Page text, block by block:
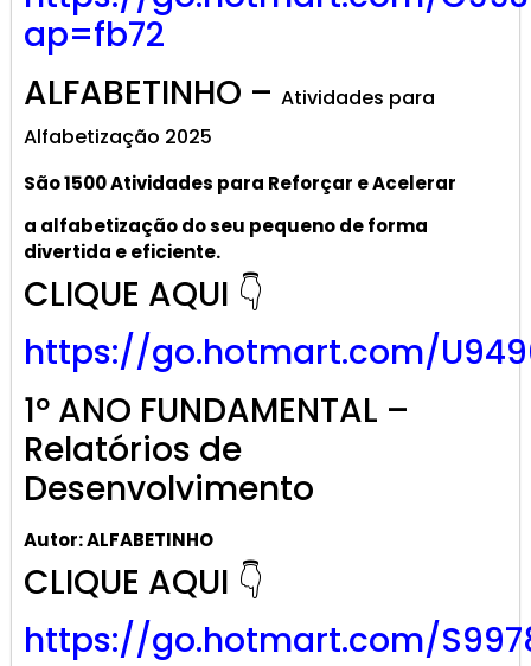
ap=fb72
ALFABETINHO – Atividades para
Alfabetização 2025
São 1500 Atividades para Reforçar e Acelerar
a alfabetizaçãodo seu pequeno de forma
divertida e eficiente.
CLIQUE AQUI 👇
https://go.hotmart.com/
1º ANO FUNDAMENTAL –
Relatórios de
Desenvolvimento
Autor: ALFABETINHO
CLIQUE AQUI 👇
https://go.hotmart.com/